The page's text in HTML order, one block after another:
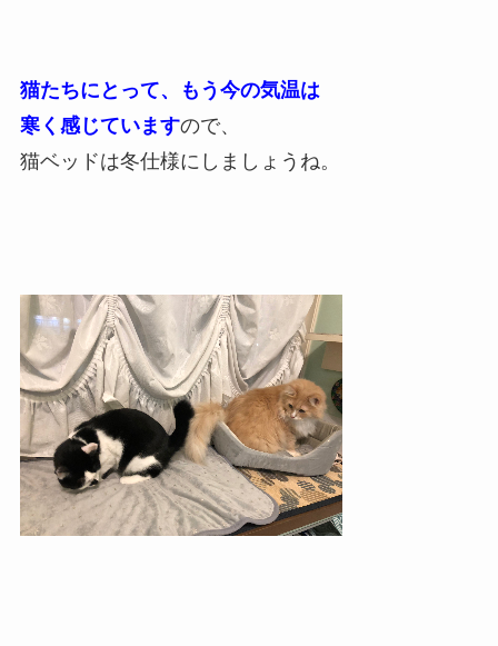
猫たちにとって、
もう今の気温は
寒く感じていますので、
猫ベッドは冬仕様にしましょうね。